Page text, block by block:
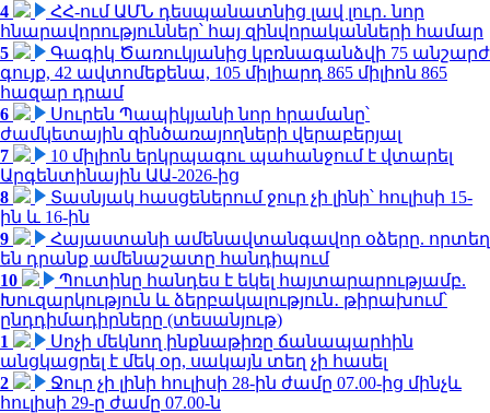
4
ՀՀ-ում ԱՄՆ դեսպանատնից լավ լուր․ նոր
հնարավորություններ՝ հայ զինվորականների համար
5
Գագիկ Ծառուկյանից կբռնագանձվի 75 անշարժ
գույք, 42 ավտոմեքենա, 105 միլիարդ 865 միլիոն 865
հազար դրամ
6
Սուրեն Պապիկյանի նոր հրամանը՝
ժամկետային զինծառայողների վերաբերյալ
7
10 միլիոն երկրպագու պահանջում է վտարել
Արգենտինային ԱԱ-2026-ից
8
Տասնյակ հասցեներում ջուր չի լինի՝ հուլիսի 15-
ին և 16-ին
9
Հայաստանի ամենավտանգավոր օձերը. որտեղ
են դրանք ամենաշատը հանդիպում
10
Պուտինը հանդես է եկել հայտարարությամբ.
Խուզարկություն և ձերբակալություն․ թիրախում՝
ընդդիմադիրները (տեսանյութ)
1
Սոչի մեկնող ինքնաթիռը ճանապարհին
անցկացրել է մեկ օր, սակայն տեղ չի հասել
2
Ջուր չի լինի հուլիսի 28-ին ժամը 07.00-ից մինչև
հուլիսի 29-ը ժամը 07.00-ն